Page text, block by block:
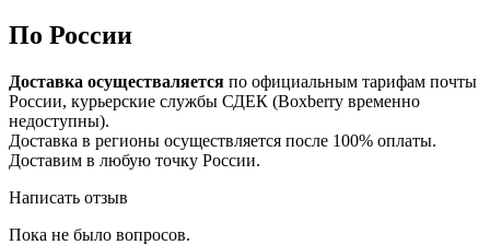
По России
Доставка осуществаляется по официальным тарифам почты
России, курьерские службы СДЕК (Boxberry временно
недоступны).
Доставка в регионы осуществляется после 100% оплаты.
Доставим в любую точку России.
Написать отзыв
Пока не было вопросов.